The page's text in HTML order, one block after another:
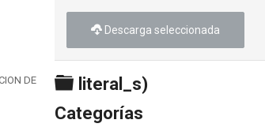
DE DERECHOS
Descarga seleccionada
Carpeta
literal_s)
Categorías